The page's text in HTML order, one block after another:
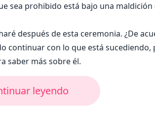
sea prohibido está bajo una maldición
después de esta ceremonia. ¿De
continuar con lo que está sucediendo,
saber más sobre él.
leyendo